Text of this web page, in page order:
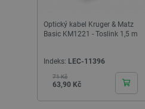
Optický kabel Kruger & Matz
Basic KM1221 - Toslink 1,5 m
Indeks: LEC-11396
Základní cena
71 Kč
Cena
63,90 Kč